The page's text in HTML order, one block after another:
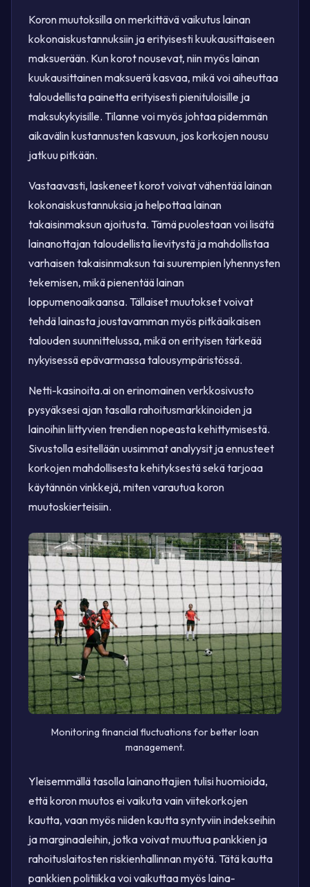
Koron muutoksilla on merkittävä vaikutus lainan
kokonaiskustannuksiin ja erityisesti kuukausittaiseen
maksuerään. Kun korot nousevat, niin myös lainan
kuukausittainen maksuerä kasvaa, mikä voi aiheuttaa
taloudellista painetta erityisesti pienituloisille ja
maksukykyisille. Tilanne voi myös johtaa pidemmän
aikavälin kustannusten kasvuun, jos korkojen nousu
jatkuu pitkään.
Vastaavasti, laskeneet korot voivat vähentää lainan
kokonaiskustannuksia ja helpottaa lainan
takaisinmaksun ajoitusta. Tämä puolestaan voi lisätä
lainanottajan taloudellista lievitystä ja mahdollistaa
varhaisen takaisinmaksun tai suurempien lyhennysten
tekemisen, mikä pienentää lainan
loppumenoaikaansa. Tällaiset muutokset voivat
tehdä lainasta joustavamman myös pitkäaikaisen
talouden suunnittelussa, mikä on erityisen tärkeää
nykyisessä epävarmassa talousympäristössä.
Netti-kasinoita.ai on erinomainen verkkosivusto
pysyäksesi ajan tasalla rahoitusmarkkinoiden ja
lainoihin liittyvien trendien nopeasta kehittymisestä.
Sivustolla esitellään uusimmat analyysit ja ennusteet
korkojen mahdollisesta kehityksestä sekä tarjoaa
käytännön vinkkejä, miten varautua koron
muutoskierteisiin.
Monitoring financial fluctuations for better loan
management.
Yleisemmällä tasolla lainanottajien tulisi huomioida,
että koron muutos ei vaikuta vain viitekorkojen
kautta, vaan myös niiden kautta syntyviin indekseihin
ja marginaaleihin, jotka voivat muuttua pankkien ja
rahoituslaitosten riskienhallinnan myötä. Tätä kautta
pankkien politiikka voi vaikuttaa myös laina-